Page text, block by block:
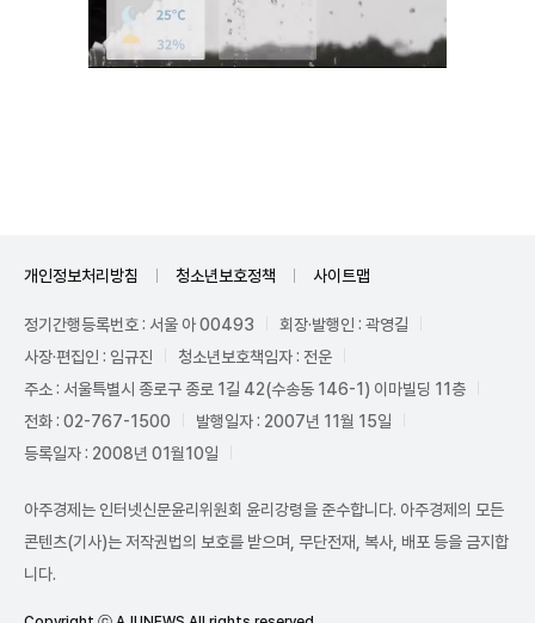
개인정보처리방침 청소년보호정책 사이트맵
정기간행등록번호 : 서울 아 00493
회장·발행인 : 곽영길
사장·편집인 : 임규진
청소년보호책임자 : 전운
주소 : 서울특별시 종로구 종로 1길 42(수송동 146-1) 이마빌딩 11층
전화 : 02-767-1500
발행일자 : 2007년 11월 15일
등록일자 : 2008년 01월10일
아주경제는 인터넷신문윤리위원회 윤리강령을 준수합니다. 아주경제의 모든
콘텐츠(기사)는 저작권법의 보호를 받으며, 무단전재, 복사, 배포 등을 금지합
니다.